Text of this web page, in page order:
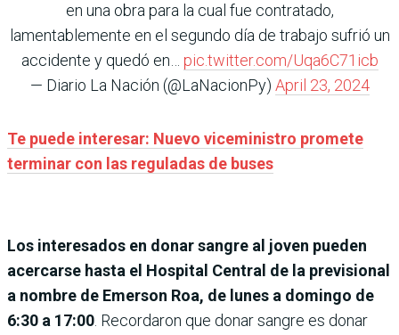
en una obra para la cual fue contratado,
lamentablemente en el segundo día de trabajo sufrió un
accidente y quedó en… pic.twitter.com/Uqa6C71icb
— Diario La Nación (@LaNacionPy) April 23, 2024
Te puede interesar: Nuevo viceministro promete
terminar con las reguladas de buses
Los interesados en donar sangre al joven pueden
acercarse hasta el Hospital Central de la previsional
a nombre de Emerson Roa, de lunes a domingo de
6:30 a 17:00 . Recordaron que donar sangre es donar